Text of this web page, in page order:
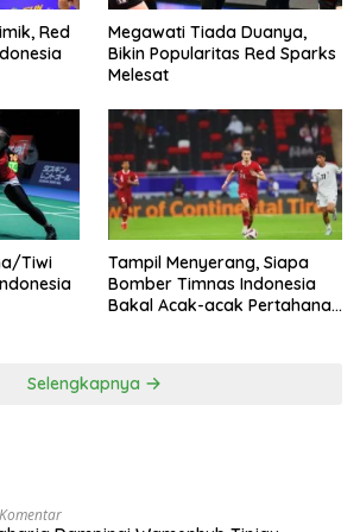
Red
Megawati Tiada Duanya,
Bikin Popularitas Red Sparks
Melesat
Tiwi
Tampil Menyerang, Siapa
Bomber Timnas Indonesia
Bakal Acak-acak Pertahanan
Selengkapnya